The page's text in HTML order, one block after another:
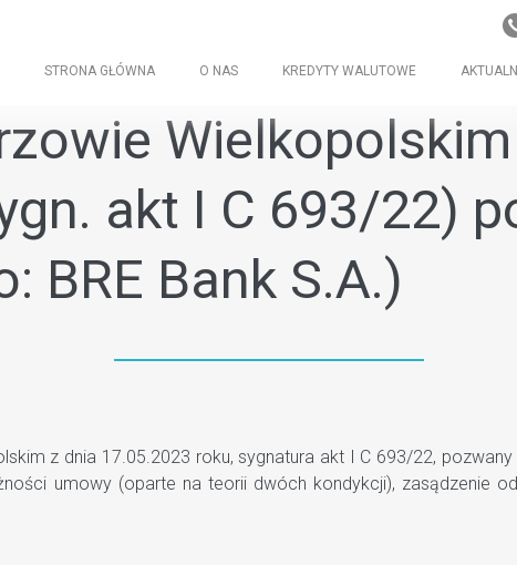
STRONA GŁÓWNA O NAS KREDYTY WALUTOWE
akt I C 693/22)
BRE Bank S.A.)
z dnia 17.05.2023 roku, sygnatura akt I C 693/22, pozwany
umowy (oparte na teorii dwóch kondykcji), zasądzenie